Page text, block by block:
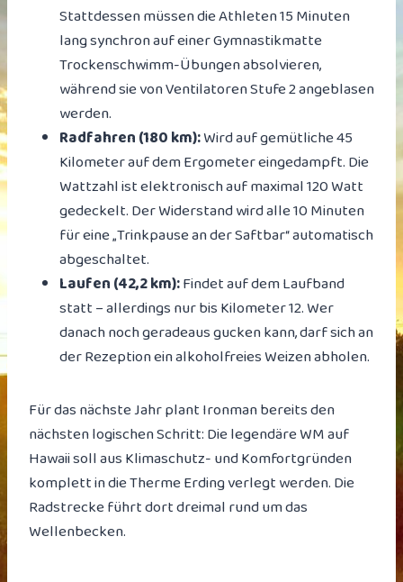
Stattdessen müssen die Athleten 15 Minuten
lang synchron auf einer Gymnastikmatte
Trockenschwimm-Übungen absolvieren,
während sie von Ventilatoren Stufe 2 angeblasen
werden.
Radfahren (180 km):Wird auf gemütliche 45
Kilometer auf dem Ergometer eingedampft. Die
Wattzahl ist elektronisch auf maximal 120 Watt
gedeckelt. Der Widerstand wird alle 10 Minuten
für eine „Trinkpause an der Saftbar“ automatisch
abgeschaltet.
Laufen (42,2 km):Findet auf dem Laufband
statt – allerdings nur bis Kilometer 12. Wer
danach noch geradeaus gucken kann, darf sich an
der Rezeption ein alkoholfreies Weizen abholen.
Für das nächste Jahr plant Ironman bereits den
nächsten logischen Schritt: Die legendäre WM auf
Hawaii soll aus Klimaschutz- und Komfortgründen
komplett in die Therme Erding verlegt werden. Die
Radstrecke führt dort dreimal rund um das
Wellenbecken.